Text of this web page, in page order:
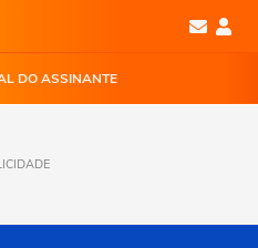
DO ASSINANTE